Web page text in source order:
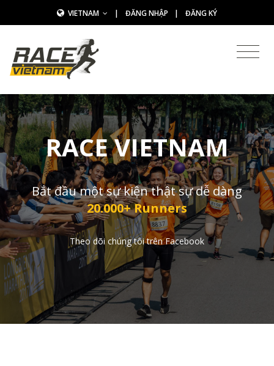
VIETNAM | ĐĂNG NHẬP | ĐĂNG KÝ
RACE VIETNAM
Bắt đầu một sự kiện thật sự dễ dàng
20.000+ Runners
Theo dõi chúng tôi trên Facebook